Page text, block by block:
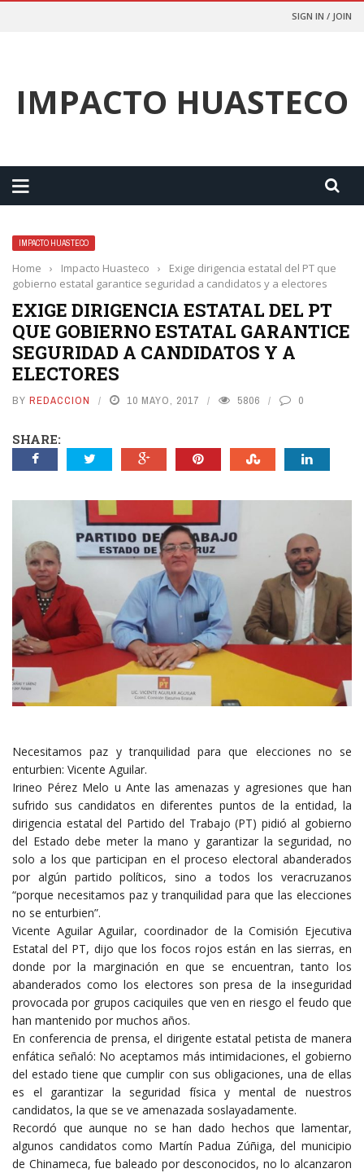
SIGN IN / JOIN
IMPACTO HUASTECO
IMPACTO HUASTECO
Home › Impacto Huasteco ›
Exige dirigencia estatal del PT que
gobierno estatal garantice seguridad a candidatos y a electores
EXIGE DIRIGENCIA ESTATAL DEL PT
QUE GOBIERNO ESTATAL GARANTICE
SEGURIDAD A CANDIDATOS Y A
ELECTORES
BY REDACCION 10 MAYO, 2017 5806 0
SHARE:
Necesitamos paz y tranquilidad para que elecciones no se
enturbien: Vicente Aguilar.
Irineo Pérez Melo u Ante las amenazas y agresiones que han
sufrido sus candidatos en diferentes puntos de la entidad, la
dirigencia estatal del Partido del Trabajo (PT) pidió al gobierno
del Estado debe meter la mano y garantizar la seguridad, no
solo a los que participan en el proceso electoral abanderados
por algún partido políticos, sino a todos los veracruzanos
“porque necesitamos paz y tranquilidad para que las elecciones
no se enturbien”.
Vicente Aguilar Aguilar, coordinador de la Comisión Ejecutiva
Estatal del PT, dijo que los focos rojos están en las sierras, en
donde por la marginación en que se encuentran, tanto los
abanderados como los electores son presa de la inseguridad
provocada por grupos caciquiles que ven en riesgo el feudo que
han mantenido por muchos años.
En conferencia de prensa, el dirigente estatal petista de manera
enfática señaló: No aceptamos más intimidaciones, el gobierno
del estado tiene que cumplir con sus obligaciones, una de ellas
es el garantizar la seguridad física y mental de nuestros
candidatos, la que se ve amenazada soslayadamente.
Recordó que aunque no se han dado hechos que lamentar,
algunos candidatos como Martín Padua Zúñiga, del municipio
de Chinameca, fue baleado por desconocidos, no lo alcanzaron